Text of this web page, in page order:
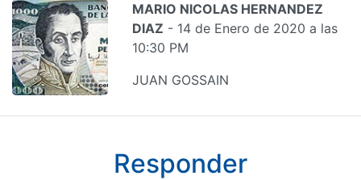
MARIO NICOLAS HERNANDEZ
DIAZ - 14 de Enero de 2020 a las
10:30 PM
JUAN GOSSAIN
Responder